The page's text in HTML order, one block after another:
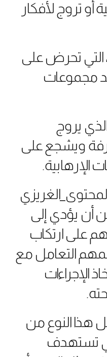
تروج لأفكار
تحرض على
مجموعات
يروج
ويشجع على
الإرهابية.
أن يؤدي إلى
على ارتكاب
التعامل مع
الإجراءات
هذا النوع من
تستهدف